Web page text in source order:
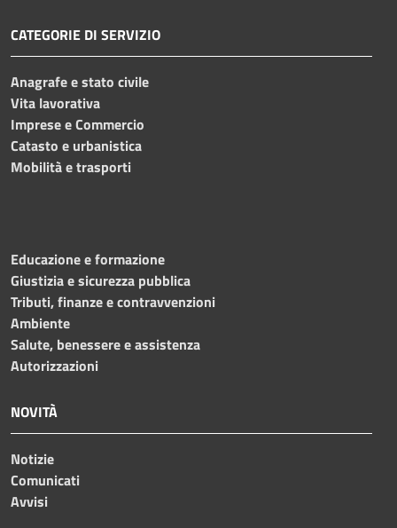
CATEGORIE DI SERVIZIO
Anagrafe e stato civile
Vita lavorativa
Imprese e Commercio
Catasto e urbanistica
Mobilità e trasporti
Educazione e formazione
Giustizia e sicurezza pubblica
Tributi, finanze e contravvenzioni
Ambiente
Salute, benessere e assistenza
Autorizzazioni
NOVITÀ
Notizie
Comunicati
Avvisi